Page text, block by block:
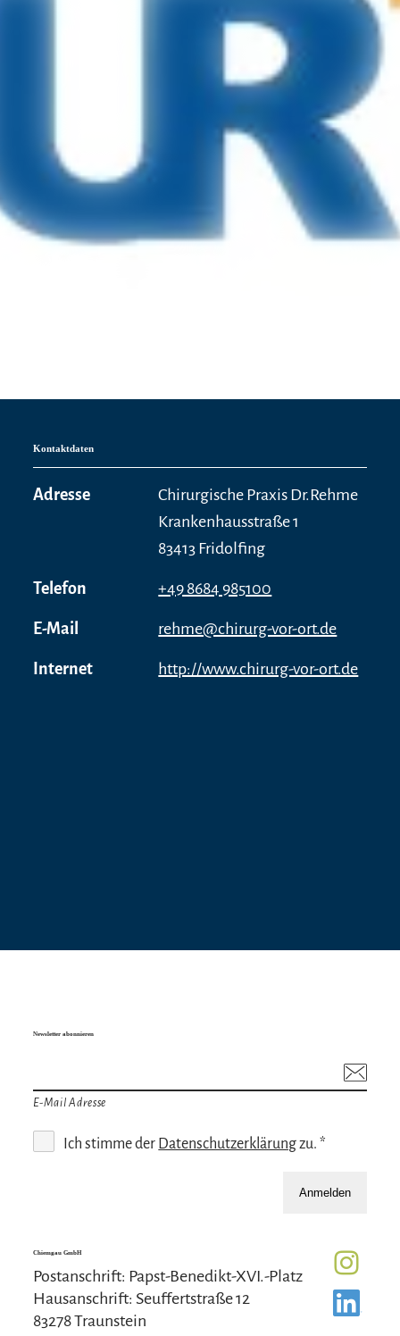
Kontaktdaten
Adresse
Chirurgische Praxis Dr.Rehme
Krankenhausstraße 1
83413 Fridolfing
Telefon +49 8684 985100
E-Mail rehme@chirurg-vor-ort.de
Internet http://www.chirurg-vor-ort.de
Newsletter abonnieren
E-Mail Adresse
Ich stimme der Datenschutzerklärungzu. *
Anmelden
Chiemgau GmbH
Postanschrift: Papst-Benedikt-XVI.-Platz
Hausanschrift: Seuffertstraße 12
83278 Traunstein